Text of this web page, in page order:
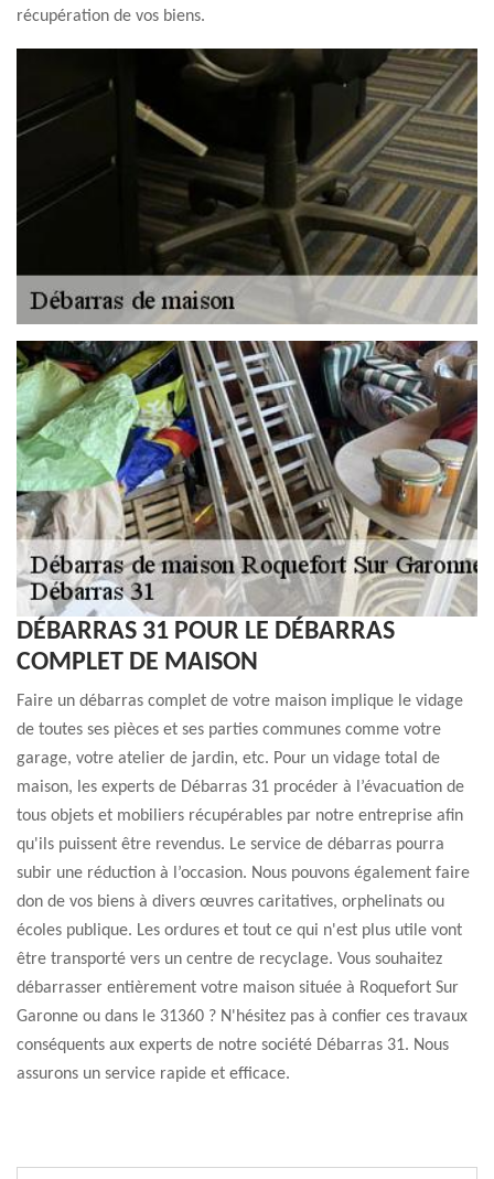
récupération de vos biens.
DÉBARRAS 31 POUR LE DÉBARRAS
COMPLET DE MAISON
Faire un débarras complet de votre maison implique le vidage
de toutes ses pièces et ses parties communes comme votre
garage, votre atelier de jardin, etc. Pour un vidage total de
maison, les experts de Débarras 31 procéder à l’évacuation de
tous objets et mobiliers récupérables par notre entreprise afin
qu'ils puissent être revendus. Le service de débarras pourra
subir une réduction à l’occasion. Nous pouvons également faire
don de vos biens à divers œuvres caritatives, orphelinats ou
écoles publique. Les ordures et tout ce qui n'est plus utile vont
être transporté vers un centre de recyclage. Vous souhaitez
débarrasser entièrement votre maison située à Roquefort Sur
Garonne ou dans le 31360 ? N'hésitez pas à confier ces travaux
conséquents aux experts de notre société Débarras 31. Nous
assurons un service rapide et efficace.